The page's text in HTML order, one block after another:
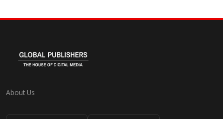
About Us